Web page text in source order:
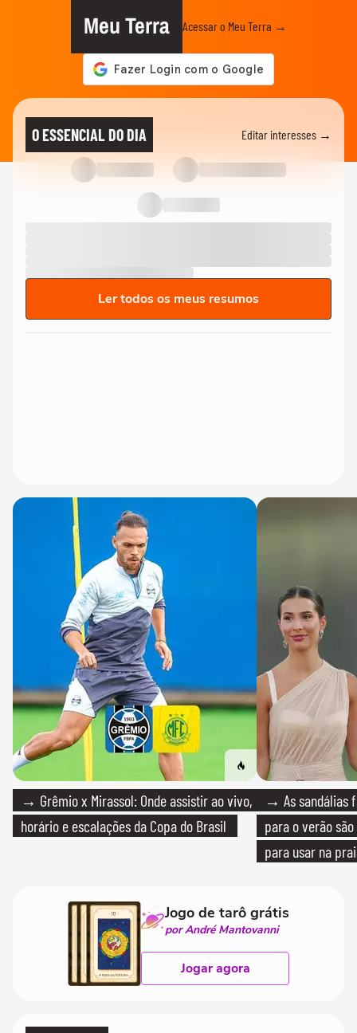
Meu Terra Acessar o Meu Terra →
O ESSENCIAL DO DIA Editar interesses →
Ler todos os meus resumos
→ Grêmio x Mirassol: Onde assistir ao vivo,
horário e escalações da Copa do Brasil
→ As sandálias
para o verão
para usar na
Jogo de tarô grátis
por André Mantovanni
Jogar agora